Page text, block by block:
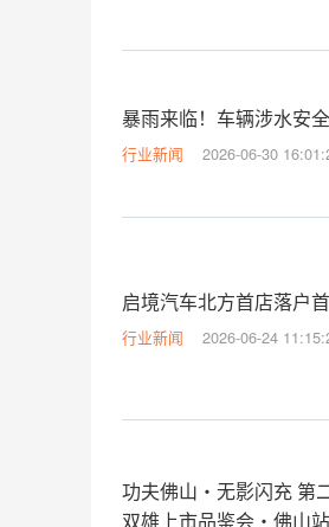
暴雨来临！车辆涉水安
行业新闻 2026-06-30
启境汽车北方首店落户
行业新闻 2026-06-24
功夫佛山・无影闪充 第
双雄上市品鉴会・佛山